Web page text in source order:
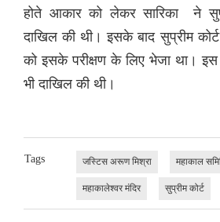
होते आकार को लेकर सारिका ने
दाखिल की थी। इसके बाद सुप्रीम
को इसके परीक्षण के लिए भेजा था। इस
भी दाखिल की थी।
Tags जस्टिस अरूण मिश्रा महाकाल
महाकालेश्वर मंदिर सुप्रीम कोर्ट